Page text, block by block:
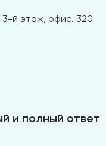
3-й этаж, офис. 320
и полный ответ